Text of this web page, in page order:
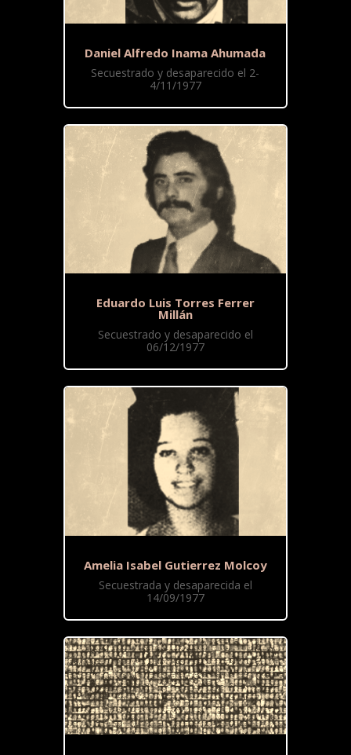
Daniel Alfredo Inama Ahumada
Secuestrado y desaparecido el 2-
4/11/1977
Eduardo Luis Torres Ferrer
Millán
Secuestrado y desaparecido el
06/12/1977
Amelia Isabel Gutierrez Molcoy
Secuestrada y desaparecida el
14/09/1977